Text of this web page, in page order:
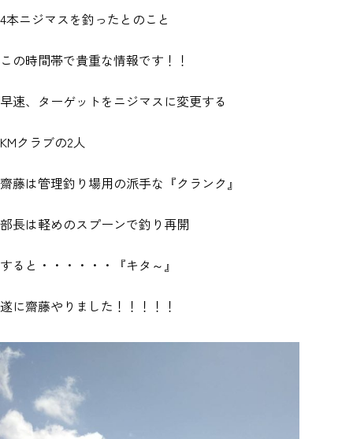
4本ニジマスを釣ったとのこと
この時間帯で貴重な情報です！！
早速、ターゲットをニジマスに変更する
KMクラブの2人
齋藤は管理釣り場用の派手な『クランク』
部長は軽めのスプーンで釣り再開
すると・・・・・・『キタ～』
遂に齋藤やりました！！！！！